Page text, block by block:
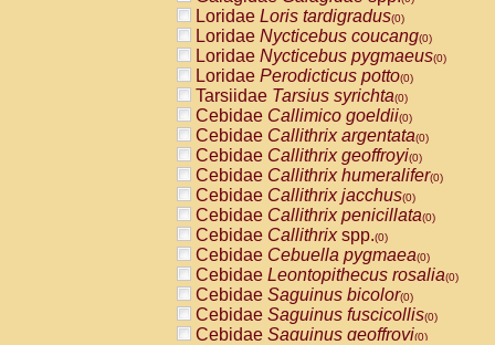
Loridae Loris tardigradus(0)
Loridae Nycticebus coucang(0)
Loridae Nycticebus pygmaeus(0)
Loridae Perodicticus potto(0)
Tarsiidae Tarsius syrichta(0)
Cebidae Callimico goeldii(0)
Cebidae Callithrix argentata(0)
Cebidae Callithrix geoffroyi(0)
Cebidae Callithrix humeralifer(0)
Cebidae Callithrix jacchus(0)
Cebidae Callithrix penicillata(0)
Cebidae Callithrixspp.(0)
Cebidae Cebuella pygmaea(0)
Cebidae Leontopithecus rosalia(0)
Cebidae Saguinus bicolor(0)
Cebidae Saguinus fuscicollis(0)
Cebidae Saguinus geoffroyi(0)